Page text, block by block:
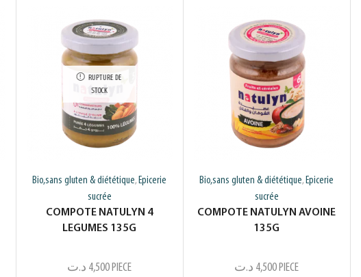
RUPTURE DE
STOCK
Bio,sans gluten & diététique, Epicerie
sucrée
COMPOTE NATULYN 4
LEGUMES 135G
4,500 د.ت PIECE
Bio,sans gluten & diététique, Epicerie
sucrée
COMPOTE NATULYN AVOINE
135G
4,500 د.ت PIECE